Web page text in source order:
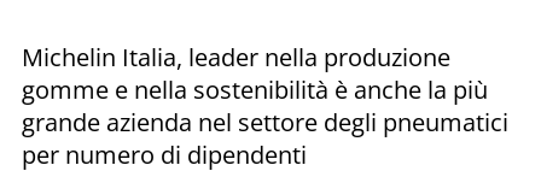
Michelin Italia, leader nella produzione
gomme e nella sostenibilità è anche la più
grande azienda nel settore degli pneumatici
per numero di dipendenti